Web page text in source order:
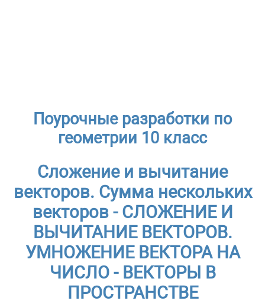
Поурочные разработки по
геометрии 10 класс
Сложение и вычитание
векторов. Сумма нескольких
векторов - СЛОЖЕНИЕ И
ВЫЧИТАНИЕ ВЕКТОРОВ.
УМНОЖЕНИЕ ВЕКТОРА НА
ЧИСЛО - ВЕКТОРЫ В
ПРОСТРАНСТВЕ